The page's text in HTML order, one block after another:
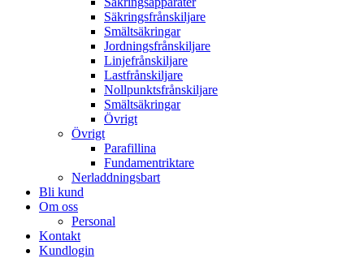
Säkringsfrånskiljare
Smältsäkringar
Jordningsfrånskiljare
Linjefrånskiljare
Lastfrånskiljare
Nollpunktsfrånskiljare
Smältsäkringar
Övrigt
Övrigt
Parafillina
Fundamentriktare
Nerladdningsbart
Bli kund
Om oss
Personal
Kontakt
Kundlogin